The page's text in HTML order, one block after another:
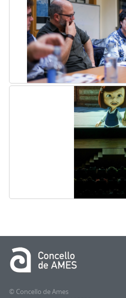
© Concello de Ames